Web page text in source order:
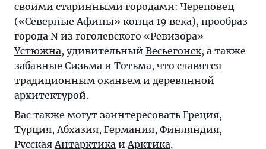
своими старинными городами: Череповец
(«Северные Афины» конца 19 века), прообраз
города N из гоголевского «Ревизора»
Устюжна, удивительный Весьегонск, а также
забавные Сизьма и Тотьма, что славятся
традиционным оканьем и деревянной
архитектурой.
Вас также могут заинтересовать Греция,
Турция,Абхазия, Германия, Финляндия,
РусскаяАнтарктика иАрктика.